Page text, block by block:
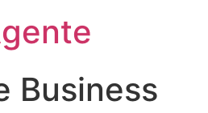
Business